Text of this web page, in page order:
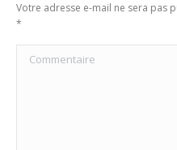
Votre adresse e-mail ne sera pas
*
Commentaire